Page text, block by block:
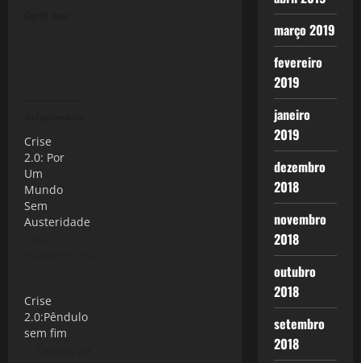
Crise
2.0: Por
Um
Mundo
Sem
Austeridade
Crise
2.0:Pêndulo
sem fim
março 2019
fevereiro
2019
janeiro
2019
dezembro
2018
novembro
2018
outubro
2018
setembro
2018